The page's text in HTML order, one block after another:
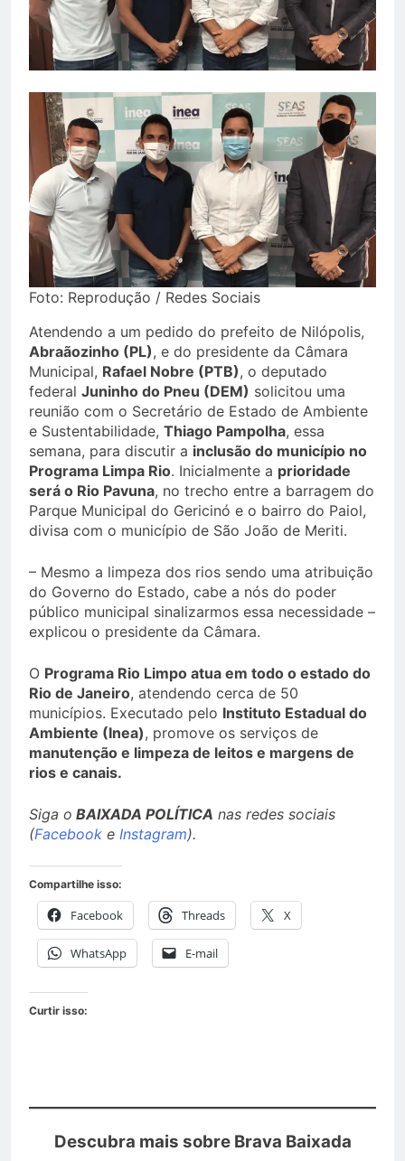
Foto: Reprodução / Redes Sociais
Atendendo a um pedido do prefeito de Nilópolis,
Abraãozinho (PL), e do presidente da Câmara
Municipal, Rafael Nobre (PTB), o deputado
federal Juninho do Pneu (DEM) solicitou uma
reunião com o Secretário de Estado de Ambiente
e Sustentabilidade, Thiago Pampolha, essa
semana, para discutir a inclusão do município no
Programa Limpa Rio. Inicialmente a prioridade
será o Rio Pavuna, no trecho entre a barragem do
Parque Municipal do Gericinó e o bairro do Paiol,
divisa com o município de São João de Meriti.
– Mesmo a limpeza dos rios sendo uma atribuição
do Governo do Estado, cabe a nós do poder
público municipal sinalizarmos essa necessidade –
explicou o presidente da Câmara.
O Programa Rio Limpo atua em todo o estado do
Rio de Janeiro, atendendo cerca de 50
municípios. Executado pelo Instituto Estadual do
Ambiente (Inea), promove os serviços de
manutenção e limpeza de leitos e margens de
rios e canais.
Siga o BAIXADA POLÍTICA nas redes sociais
(Facebook e Instagram).
Compartilhe isso:
Facebook Threads X
WhatsApp E-mail
Curtir isso:
Descubra mais sobre Brava Baixada